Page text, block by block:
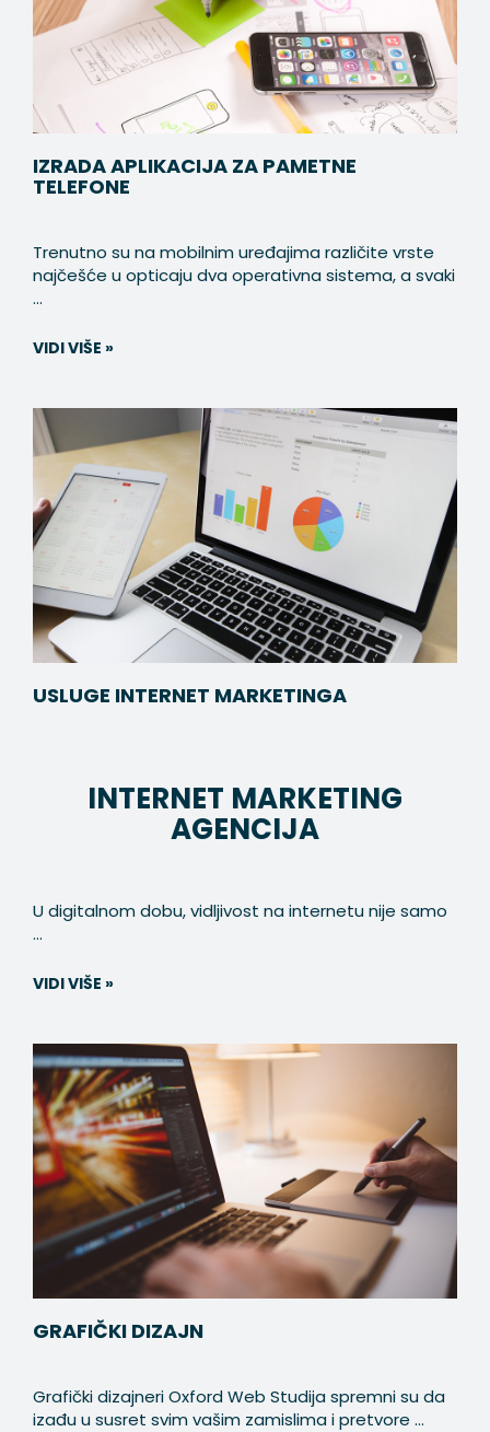
IZRADA APLIKACIJA ZA PAMETNE
TELEFONE
Trenutno su na mobilnim uređajima različite vrste
najčešće u opticaju dva operativna sistema, a svaki
...
VIDI VIŠE »
USLUGE INTERNET MARKETINGA
INTERNET MARKETING
AGENCIJA
U digitalnom dobu, vidljivost na internetu nije samo
...
VIDI VIŠE »
GRAFIČKI DIZAJN
Grafički dizajneri Oxford Web Studija spremni su da
izađu u susret svim vašim zamislima i pretvore ...